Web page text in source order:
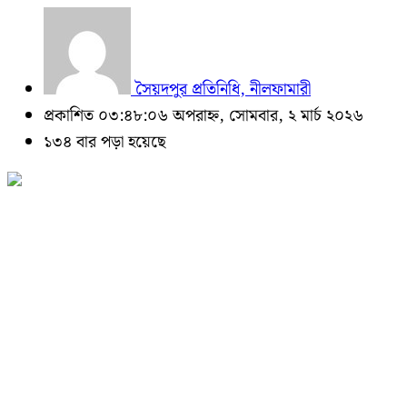
সৈয়দপুর প্রতিনিধি, নীলফামারী
প্রকাশিত ০৩:৪৮:০৬ অপরাহ্ন, সোমবার, ২ মার্চ ২০২৬
১৩৪ বার পড়া হয়েছে